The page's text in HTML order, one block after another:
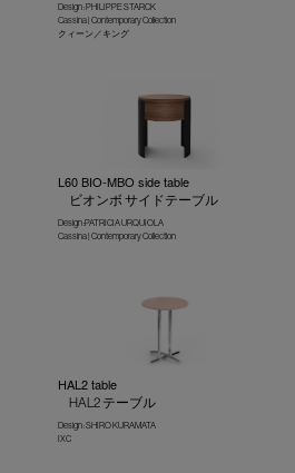
Design : PHILIPPE STARCK
Cassina | Contemporary Collection
クィーン／キング
L60 BIO-MBO side table
ビオンボ サイドテーブル
Design :PATRICIA URQUIOLA
Cassina | Contemporary Collection
HAL2 table
HAL2 テーブル
Design : SHIRO KURAMATA
IXC